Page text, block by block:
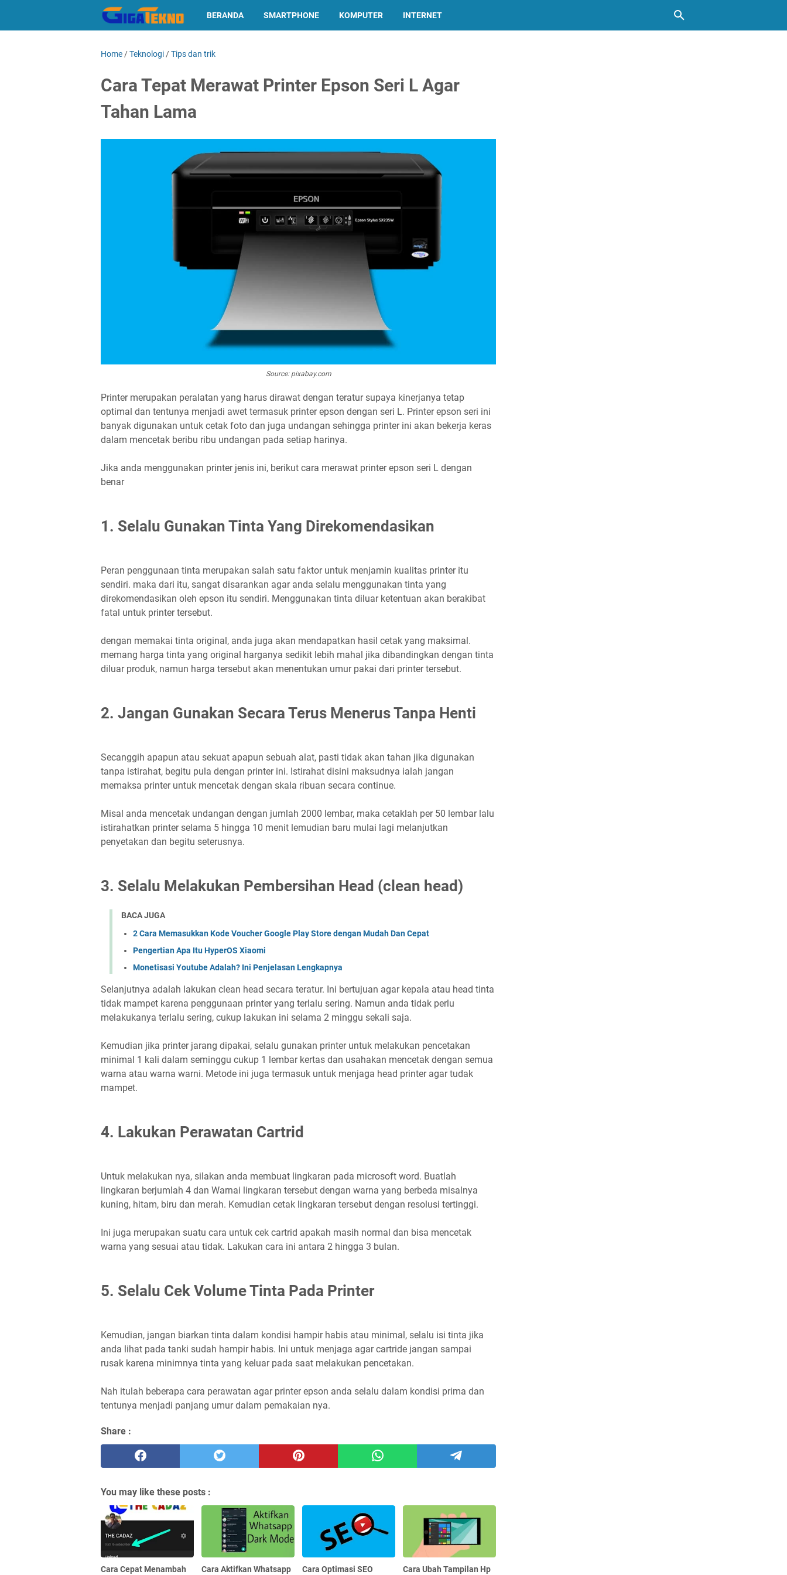
BERANDA SMARTPHONE KOMPUTER INTERNET
Home /Teknologi /Tips dan trik
Cara Tepat Merawat Printer Epson Seri L Agar
Tahan Lama
Source: pixabay.com
Printer merupakan peralatan yang harus dirawat dengan teratur supaya kinerjanya tetap
optimal dan tentunya menjadi awet termasuk printer epson dengan seri L. Printer epson seri ini
banyak digunakan untuk cetak foto dan juga undangan sehingga printer ini akan bekerja keras
dalam mencetak beribu ribu undangan pada setiap harinya.
Jika anda menggunakan printer jenis ini, berikut cara merawat printer epson seri L dengan
benar
1. Selalu Gunakan Tinta Yang Direkomendasikan
Peran penggunaan tinta merupakan salah satu faktor untuk menjamin kualitas printer itu
sendiri. maka dari itu, sangat disarankan agar anda selalu menggunakan tinta yang
direkomendasikan oleh epson itu sendiri. Menggunakan tinta diluar ketentuan akan berakibat
fatal untuk printer tersebut.
dengan memakai tinta original, anda juga akan mendapatkan hasil cetak yang maksimal.
memang harga tinta yang original harganya sedikit lebih mahal jika dibandingkan dengan tinta
diluar produk, namun harga tersebut akan menentukan umur pakai dari printer tersebut.
2. Jangan Gunakan Secara Terus Menerus Tanpa Henti
Secanggih apapun atau sekuat apapun sebuah alat, pasti tidak akan tahan jika digunakan
tanpa istirahat, begitu pula dengan printer ini. Istirahat disini maksudnya ialah jangan
memaksa printer untuk mencetak dengan skala ribuan secara continue.
Misal anda mencetak undangan dengan jumlah 2000 lembar, maka cetaklah per 50 lembar lalu
istirahatkan printer selama 5 hingga 10 menit lemudian baru mulai lagi melanjutkan
penyetakan dan begitu seterusnya.
3. Selalu Melakukan Pembersihan Head (clean head)
BACA JUGA
2 Cara Memasukkan Kode Voucher Google Play Store dengan Mudah Dan Cepat
Pengertian Apa Itu HyperOS Xiaomi
Monetisasi Youtube Adalah? Ini Penjelasan Lengkapnya
Selanjutnya adalah lakukan clean head secara teratur. Ini bertujuan agar kepala atau head tinta
tidak mampet karena penggunaan printer yang terlalu sering. Namun anda tidak perlu
melakukanya terlalu sering, cukup lakukan ini selama 2 minggu sekali saja.
Kemudian jika printer jarang dipakai, selalu gunakan printer untuk melakukan pencetakan
minimal 1 kali dalam seminggu cukup 1 lembar kertas dan usahakan mencetak dengan semua
warna atau warna warni. Metode ini juga termasuk untuk menjaga head printer agar tudak
mampet.
4. Lakukan Perawatan Cartrid
Untuk melakukan nya, silakan anda membuat lingkaran pada microsoft word. Buatlah
lingkaran berjumlah 4 dan Warnai lingkaran tersebut dengan warna yang berbeda misalnya
kuning, hitam, biru dan merah. Kemudian cetak lingkaran tersebut dengan resolusi tertinggi.
Ini juga merupakan suatu cara untuk cek cartrid apakah masih normal dan bisa mencetak
warna yang sesuai atau tidak. Lakukan cara ini antara 2 hingga 3 bulan.
5. Selalu Cek Volume Tinta Pada Printer
Kemudian, jangan biarkan tinta dalam kondisi hampir habis atau minimal, selalu isi tinta jika
anda lihat pada tanki sudah hampir habis. Ini untuk menjaga agar cartride jangan sampai
rusak karena minimnya tinta yang keluar pada saat melakukan pencetakan.
Nah itulah beberapa cara perawatan agar printer epson anda selalu dalam kondisi prima dan
tentunya menjadi panjang umur dalam pemakaian nya.
Share :
You may like these posts :
Cara Cepat Menambah Cara Aktifkan Whatsapp Cara Optimasi SEO Cara Ubah Tampilan Hp